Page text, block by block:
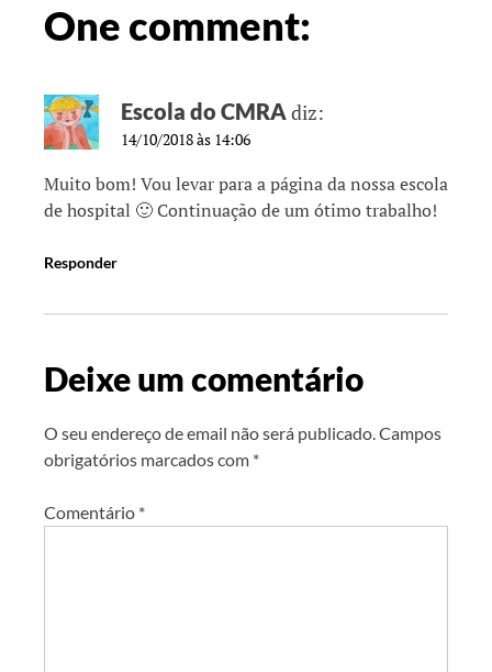
One comment:
Escola do CMRAdiz:
14/10/2018 às 14:06
Muito bom! Vou levar para a página da nossa escola
de hospital 🙂 Continuação de um ótimo trabalho!
Responder
Deixe um comentário
O seu endereço de email não será publicado. Campos
obrigatórios marcados com *
Comentário *